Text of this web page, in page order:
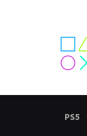
PS5